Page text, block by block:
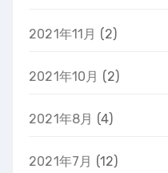
2021年11月 (2)
2021年10月 (2)
2021年8月 (4)
2021年7月 (12)